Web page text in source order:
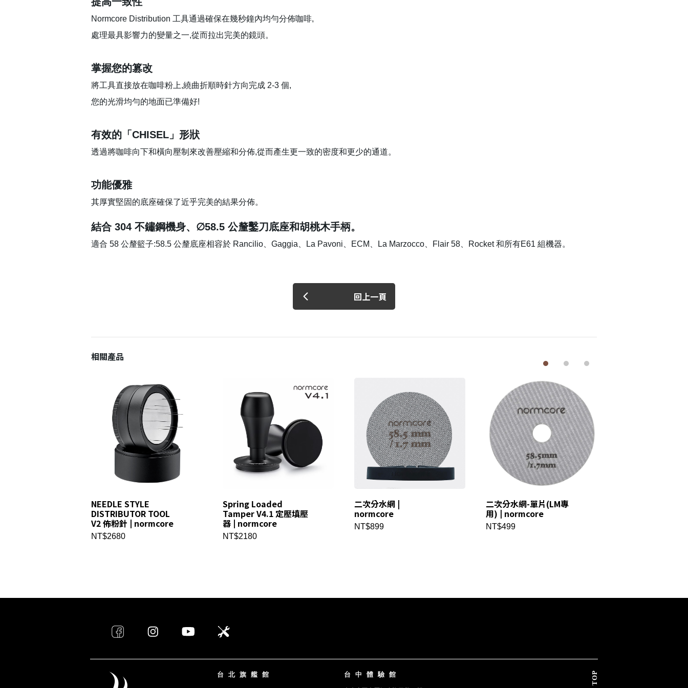
Normcore Distribution 工具通過確保在幾秒鐘內均勻分佈咖啡,
處理最具影響力的變量之一,從而拉出完美的鏡頭。
掌握您的篡改
將工具直接放在咖啡粉上,繞曲折順時針方向完成 2-3 個,
您的光滑均勻的地面已準備好!
有效的「CHISEL」形狀
透過將咖啡向下和橫向壓制來改善壓縮和分佈,從而產生更一致的密度和更少的通道。
功能優雅
其厚實堅固的底座確保了近乎完美的結果分佈。
結合 304 不鏽鋼機身、∅58.5 公釐鑿刀底座和胡桃木手柄。
適合 58 公釐籃子:58.5 公釐底座相容於 Rancilio、Gaggia、La Pavoni、ECM、La Marzocco、Flair 58、Rocket 和所有E61 組機器。
回上一頁
相關產品
NEEDLE STYLE
DISTRIBUTOR TOOL
V2 佈粉針 | normcore
NT$2680
Spring Loaded
Tamper V4.1 定壓填壓
器 | normcore
NT$2180
二次分水網 |
normcore
NT$899
二次分水網-單片(LM專
用) | normcore
NT$499
台北旗艦館 台中體驗館 TOP